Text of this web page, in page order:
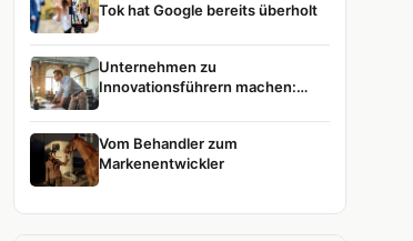
Tok hat Google bereits überholt
Unternehmen zu
Innovationsführern machen:
Vom Behandler zum
Markenentwickler